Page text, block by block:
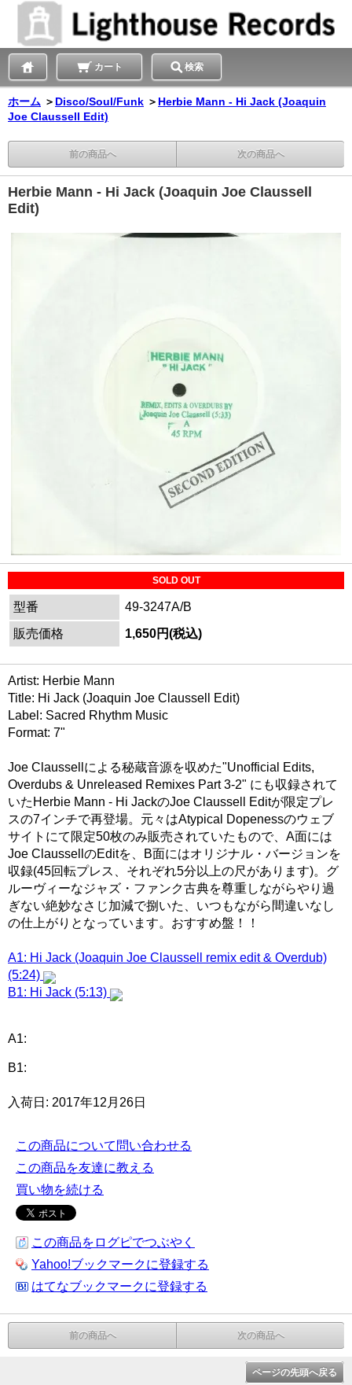
カート 検索
ホーム ＞ Disco/Soul/Funk ＞ Herbie Mann - Hi Jack (Joaquin
Joe Claussell Edit)
前の商品へ 次の商品へ
Herbie Mann - Hi Jack (Joaquin Joe Claussell
Edit)
SOLD OUT
型番
49-3247A/B
販売価格
1,650円(税込)
Artist: Herbie Mann
Title: Hi Jack (Joaquin Joe Claussell Edit)
Label: Sacred Rhythm Music
Format: 7"
Joe Claussellによる秘蔵音源を収めた"Unofficial Edits,
Overdubs & Unreleased Remixes Part 3-2" にも収録されて
いたHerbie Mann - Hi JackのJoe Claussell Editが限定プレ
スの7インチで再登場。元々はAtypical Dopenessのウェブ
サイトにて限定50枚のみ販売されていたもので、A面には
Joe ClaussellのEditを、B面にはオリジナル・バージョンを
収録(45回転プレス、それぞれ5分以上の尺があります)。グ
ルーヴィーなジャズ・ファンク古典を尊重しながらやり過
ぎない絶妙なさじ加減で捌いた、いつもながら間違いなし
の仕上がりとなっています。おすすめ盤！！
A1: Hi Jack (Joaquin Joe Claussell remix edit & Overdub)
(5:24)
B1: Hi Jack (5:13)
A1:
B1:
入荷日: 2017年12月26日
この商品について問い合わせる
この商品を友達に教える
買い物を続ける
この商品をログピでつぶやく
Yahoo!ブックマークに登録する
はてなブックマークに登録する
前の商品へ 次の商品へ
ページの先頭へ戻る